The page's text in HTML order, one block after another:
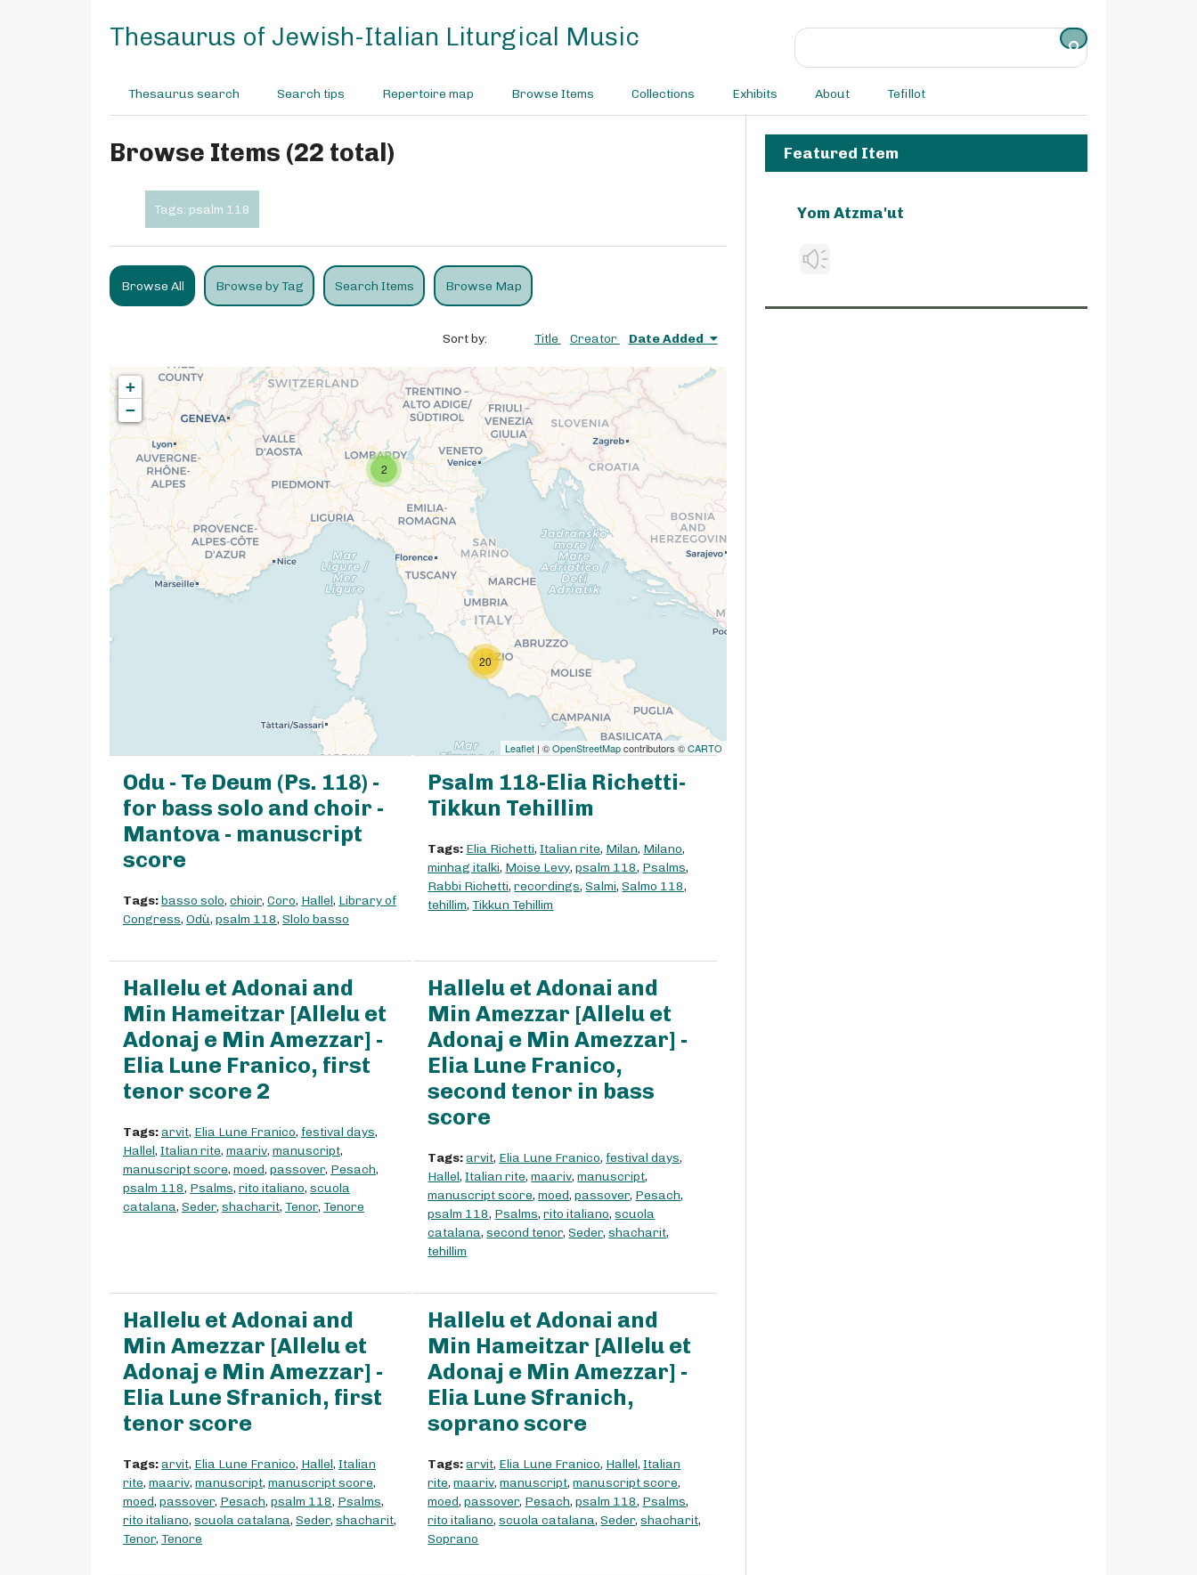
Thesaurus of Jewish-Italian Liturgical Music
Thesaurus search Search tips Repertoire map Browse Items Collections Exhibits About Tefillot
Browse Items (22 total)
Tags: psalm 118
Browse All Browse by Tag Search Items Browse Map
Sort by: Title Creator Date Added
2
20
+
−
Leaflet| ©OpenStreetMapcontributors ©CARTO
Odu - Te Deum (Ps. 118) -
for bass solo and choir -
Mantova - manuscript
score
Tags:basso solo, chioir, Coro, Hallel, Library of
Congress, Odù, psalm 118, Slolo basso
Psalm 118-Elia Richetti-
Tikkun Tehillim
Tags: Elia Richetti,Italian rite, Milan, Milano,
minhag italki, Moise Levy,psalm 118, Psalms,
Rabbi Richetti,recordings,Salmi,Salmo 118,
tehillim,Tikkun Tehillim
Hallelu et Adonai and
Min Hameitzar [Allelu et
Adonaj e Min Amezzar] -
Elia Lune Franico, first
tenor score 2
Tags:arvit, Elia Lune Franico, festival days,
Hallel, Italian rite, maariv, manuscript,
manuscript score, moed, passover, Pesach,
psalm 118, Psalms, rito italiano, scuola
catalana, Seder, shacharit, Tenor, Tenore
Hallelu et Adonai and
Min Amezzar [Allelu et
Adonaj e Min Amezzar] -
Elia Lune Franico,
second tenor in bass
score
Tags:arvit, Elia Lune Franico, festival days,
Hallel,Italian rite,maariv,manuscript,
manuscript score,moed,passover, Pesach,
psalm 118, Psalms,rito italiano,scuola
catalana,second tenor,Seder,shacharit,
tehillim
Hallelu et Adonai and
Min Amezzar [Allelu et
Adonaj e Min Amezzar] -
Elia Lune Sfranich, first
tenor score
Tags:arvit, Elia Lune Franico, Hallel, Italian
rite, maariv, manuscript, manuscript score,
moed, passover, Pesach, psalm 118, Psalms,
rito italiano, scuola catalana, Seder, shacharit,
Tenor, Tenore
Hallelu et Adonai and
Min Hameitzar [Allelu et
Adonaj e Min Amezzar] -
Elia Lune Sfranich,
soprano score
Tags:arvit, Elia Lune Franico, Hallel,Italian
rite,maariv,manuscript,manuscript score,
moed,passover, Pesach,psalm 118, Psalms,
rito italiano,scuola catalana,Seder,shacharit,
Soprano
Featured Item
Yom Atzma'ut